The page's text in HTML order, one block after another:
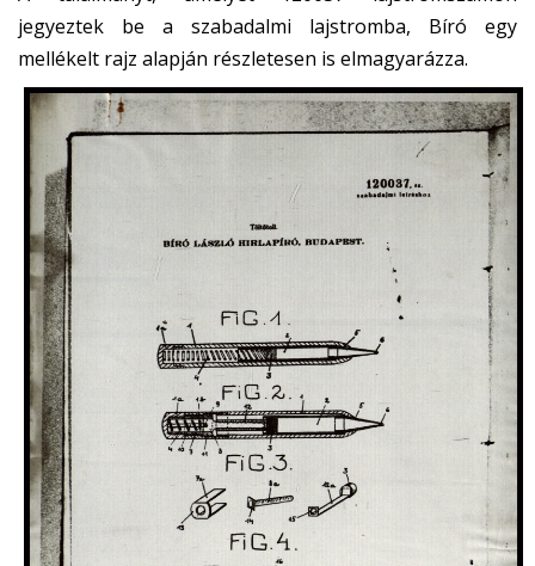
jegyeztek be a szabadalmi lajstromba, Bíró egy
mellékelt rajz alapján részletesen is elmagyarázza.